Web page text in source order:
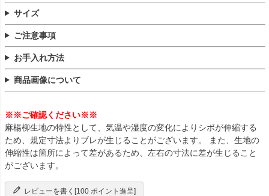
サイズ
ご注意事項
お手入れ方法
商品画像について
※※ご確認ください※※
麻楊柳生地の特性として、気温や湿度の変化によりシボが伸縮する
ため、規定寸法よりブレが生じることがございます。 また、生地の
伸縮性は箇所によって差があるため、左右の寸法に差が生じること
がございます。
レビューを書く[100 ポイント進呈]